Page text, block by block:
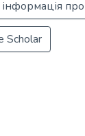
Scholar